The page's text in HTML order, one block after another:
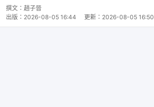
撰文： 趙子晉
出版： 2026-08-05 16:44 更新： 2026-08-05 16:50